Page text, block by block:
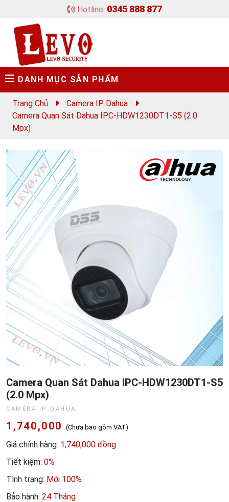
Hotline: 0345 888 877
DANH MỤC SẢN PHẨM
Trang Chủ
Camera IP Dahua
Camera Quan Sát Dahua IPC-HDW1230DT1-S5 (2.0
Mpx)
Camera Quan Sát Dahua IPC-HDW1230DT1-S5
(2.0 Mpx)
CAMERA IP DAHUA
1,740,000 (Chưa bao gồm VAT)
Giá chính hàng: 1,740,000 đồng
Tiết kiệm: 0%
Tình trạng: Mới 100%
Bảo hành: 24 Tháng